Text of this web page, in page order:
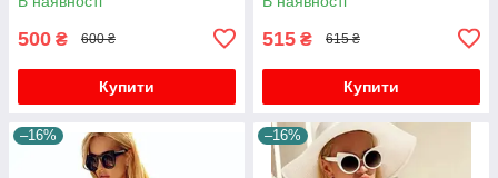
500 ₴ 600 ₴
Купити
515 ₴ 615 ₴
Купити
–16% –16%